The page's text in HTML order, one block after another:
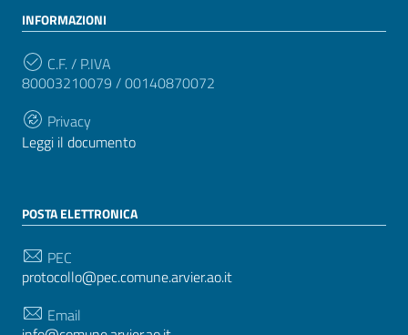
INFORMAZIONI
C.F. / P.IVA
80003210079 / 00140870072
Privacy
Leggi il documento
POSTA ELETTRONICA
PEC
protocollo@pec.comune.arvier.ao.it
Email